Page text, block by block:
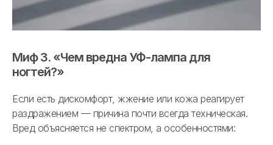
Миф 3. «Чем вредна УФ-лампа для
ногтей?»
Если есть дискомфорт, жжение или кожа реагирует
раздражением — причина почти всегда техническая.
Вред объясняется не спектром, а особенностями: